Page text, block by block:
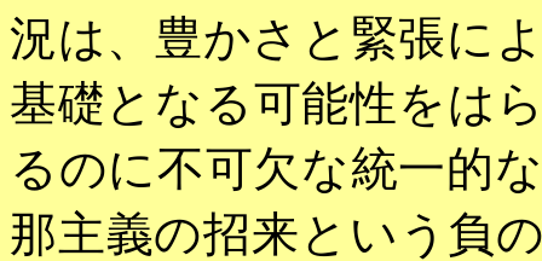
況は、豊かさと緊張に
基礎となる可能性をは
るのに不可欠な統一的
那主義の招来という負